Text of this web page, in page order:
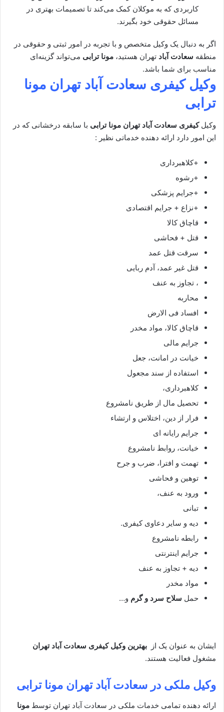
کاربردی که به موکلان کمک می‌کند تا تصمیمات بهتری در
مسائل حقوقی خود بگیرند.
اگر به دنبال یک وکیل متخصص و با تجربه در امور ثبتی و حقوقی در
منطقه سعادت آباد تهران هستید، مونا ترابی می‌تواند گزینه‌ای
مناسب برای شما باشد.
وکیل کیفری سعادت آباد تهران مونا
ترابی
وکیلکیفری سعادت آباد تهران مونا ترابی با سابقه درخشانی که در
این امور دارد ارائه دهنده خدماتی نظیر :
+کلاهبرداری
+رشوه
+جرایم پزشکی
+نزاع + جرایم اقتصادی
قاچاق کالا
قتل + فحاشی
سرقت قتل عمد
قتل غیر عمد، آدم ربایی
، تجاوز به عنف
محاربه
افساد فی الارض
قاچاق کالا، مواد مخدر
جرایم مالی
خیانت در امانت، جعل
استفاده از سند مجعول
کلاهبرداری،
تحصیل مال از طریق نامشروع
فرار از دین، اختلاس و ارتشاء
جرایم رایانه ای
خیانت، روابط نامشروع
تهمت و افترا، ضرب و جرح
توهین و فحاشی
ورود به عنف،
تبانی
دیه و سایر دعاوی کیفری.
رابطه نامشروع
جرایم اینترنتی
دیه + تجاوز به عنف
مواد مخدر
حمل سلاح سرد و گرم و…
ایشان به عنوان یک از بهترین وکیل کیفری سعادت آباد تهران
مشغول فعالیت هستند.
وکیل ملکی در سعادت آباد تهران مونا ترابی
ارائه دهنده تمامی خدمات ملکی در سعادت آباد تهران توسط مونا